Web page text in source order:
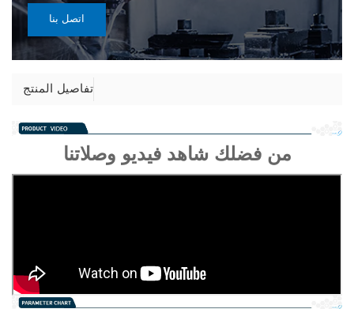
اتصل بنا
تفاصيل المنتج
من فضلك شاهد فيديو وصلاتنا